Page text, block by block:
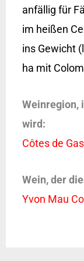
anfällig für
im heißen
ins Gewicht
ha mit
Weinregion,
wird:
Côtes de
Wein, der
Yvon Mau